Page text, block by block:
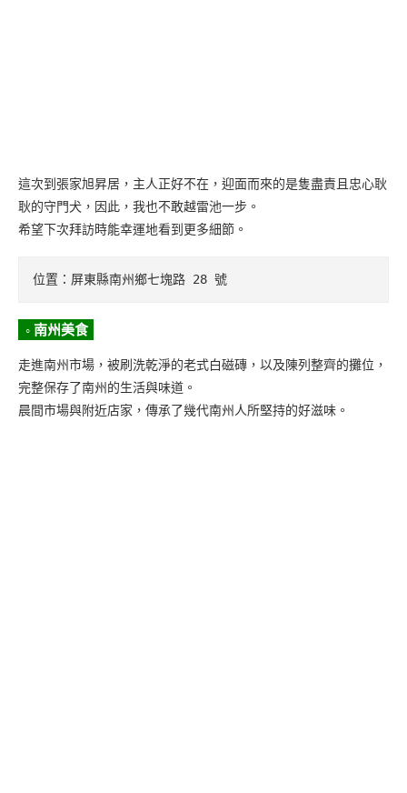
這次到張家旭昇居，主人正好不在，迎面而來的是隻盡責且忠心耿
耿的守門犬，因此，我也不敢越雷池一步。
希望下次拜訪時能幸運地看到更多細節。
位置：屏東縣南州鄉七塊路 28 號
◦ 南州美食
走進南州市場，被刷洗乾淨的老式白磁磚，以及陳列整齊的攤位，
完整保存了南州的生活與味道。
晨間市場與附近店家，傳承了幾代南州人所堅持的好滋味。